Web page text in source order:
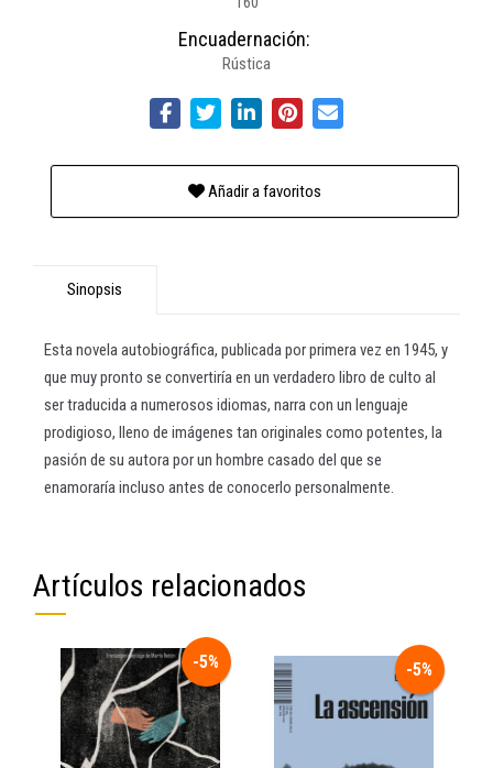
Encuadernación:
Rústica
Añadir a favoritos
Sinopsis
Esta novela autobiográfica, publicada por primera vez en 1945, y
que muy pronto se convertiría en un verdadero libro de culto al
ser traducida a numerosos idiomas, narra con un lenguaje
prodigioso, lleno de imágenes tan originales como potentes, la
pasión de su autora por un hombre casado del que se
enamoraría incluso antes de conocerlo personalmente.
Artículos relacionados
-5% -5%